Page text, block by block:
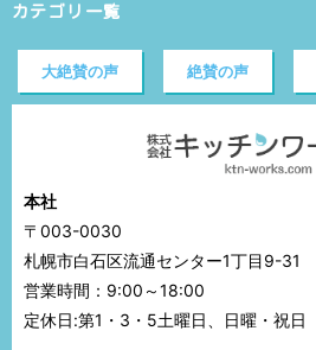
カテゴリ一覧
大絶賛の声 絶賛の声
本社
〒003-0030
札幌市白石区流通センター1丁目9-31
営業時間：9:00～18:00
定休日:第1・3・5土曜日、日曜・祝日